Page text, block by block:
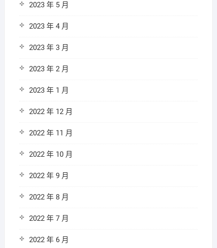
2023 年 5 月
2023 年 4 月
2023 年 3 月
2023 年 2 月
2023 年 1 月
2022 年 12 月
2022 年 11 月
2022 年 10 月
2022 年 9 月
2022 年 8 月
2022 年 7 月
2022 年 6 月